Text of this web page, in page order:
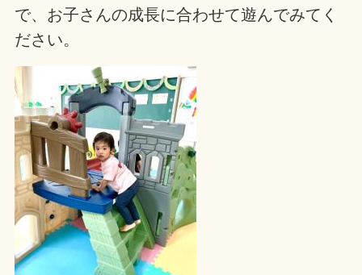
で、お子さんの成長に合わせて遊んでみてく
ださい。